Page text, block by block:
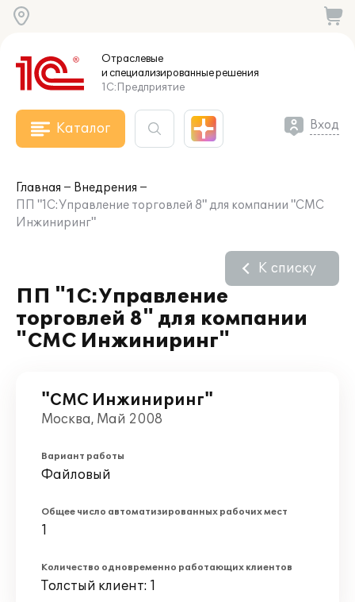
Отраслевые
и специализированныерешения
1С:Предприятие
Каталог Вход
Главная
Внедрения
ПП "1С:Управление торговлей 8" для компании "СМС
Инжиниринг"
ПП "1С:Управление
торговлей 8" для компании
"СМС Инжиниринг"
К списку
"СМС Инжиниринг"
Москва, Май 2008
Вариант работы
Файловый
Общее число автоматизированных рабочих мест
1
Количество одновременно работающих клиентов
Толстый клиент: 1